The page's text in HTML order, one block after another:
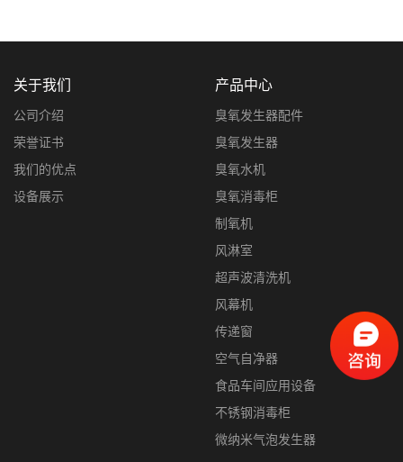
关于我们
公司介绍
荣誉证书
我们的优点
设备展示
产品中心
臭氧发生器配件
臭氧发生器
臭氧水机
臭氧消毒柜
制氧机
风淋室
超声波清洗机
风幕机
传递窗
空气自净器
食品车间应用设备
不锈钢消毒柜
微纳米气泡发生器